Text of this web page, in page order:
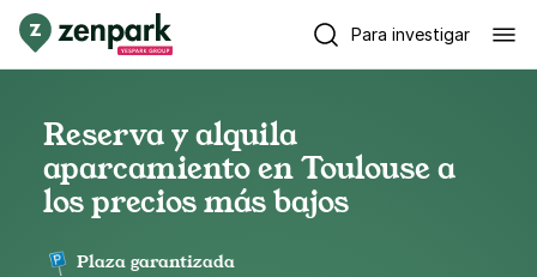
Para investigar
Reserva y alquila
aparcamiento en Toulouse a
los precios más bajos
Plaza garantizada